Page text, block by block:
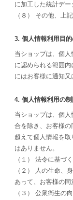
に加工した統計デ
（８） その他、上
3. 個人情報利用目
当ショップは、個
に認められる範囲
にはお客様に通知又
4. 個人情報利用の
当ショップは、個
合を除き、お客様
超えて個人情報を
はありません。
（１） 法令に基づ
（２） 人の生命、
あって、お客様の同
（３） 公衆衛生の